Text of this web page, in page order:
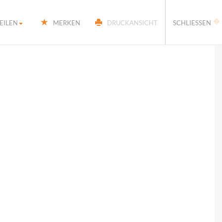
MERKEN DRUCKANSICHT �
SCHLIESSEN